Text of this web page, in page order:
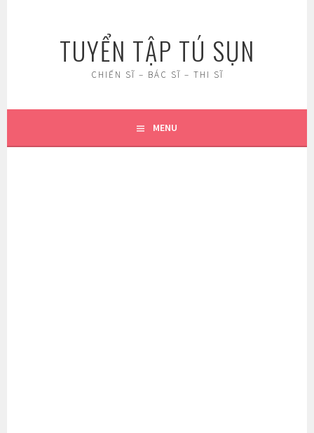
TUYỂN TẬP TÚ SỤN
CHIẾN SĨ – BÁC SĨ – THI SĨ
MENU